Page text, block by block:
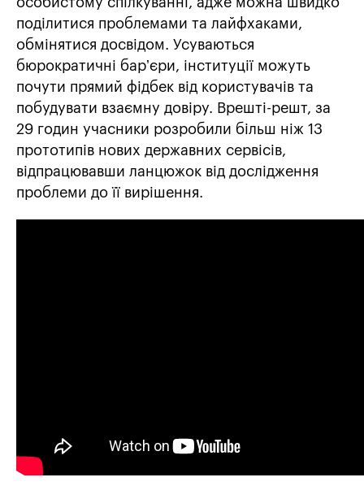
поділитися проблемами та лайфхаками,
обмінятися досвідом. Усуваються
бюрократичні барʼєри, інституції можуть
почути прямий фідбек від користувачів та
побудувати взаємну довіру. Врешті-решт, за
29 годин учасники розробили більш ніж 13
прототипів нових державних сервісів,
відпрацювавши ланцюжок від дослідження
проблеми до її вирішення.